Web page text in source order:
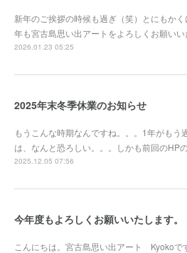
新年のご挨拶の時候も過ぎ（笑）とにもかく
年も宮古島思い出アートをよろしくお願いい
2026.01.23 05:25
2025年末冬季休業のお知らせ
もうこんな時期なんですね。。。1年がもう
は、なんと恐ろしい。。。しかも前回のHP
2025.12.05 07:56
今年度もよろしくお願いいたします。
こんにちは。宮古島思い出アート Kyokoで